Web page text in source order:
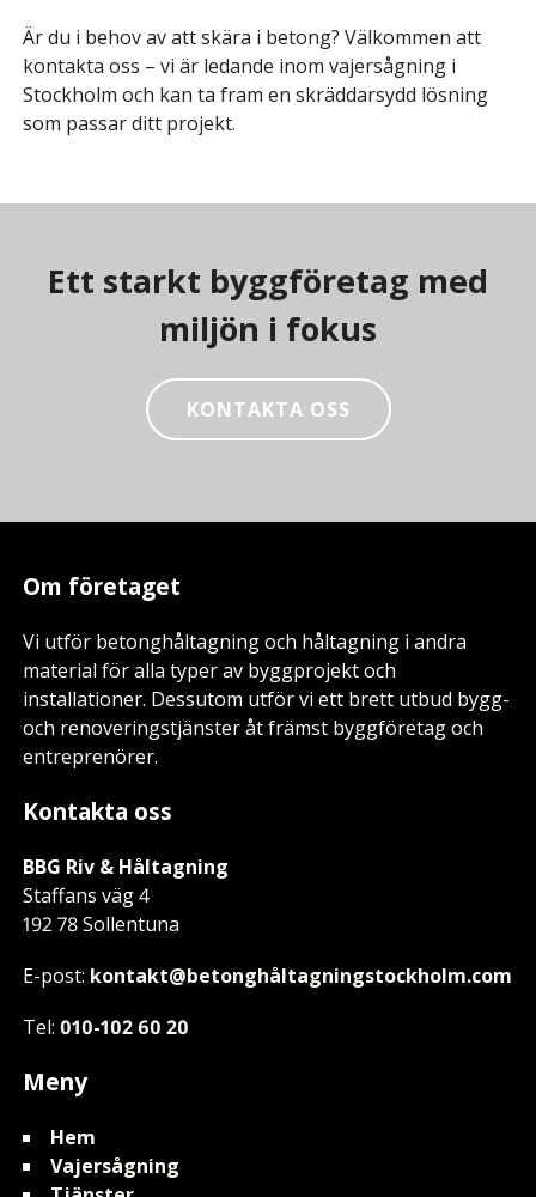
Är du i behov av att skära i betong? Välkommen att
kontakta oss – vi är ledande inom vajersågning i
Stockholm och kan ta fram en skräddarsydd lösning
som passar ditt projekt.
Ett starkt byggföretag med
miljön i fokus
KONTAKTA OSS
Om företaget
Vi utför betonghåltagning och håltagning i andra
material för alla typer av byggprojekt och
installationer. Dessutom utför vi ett brett utbud bygg-
och renoveringstjänster åt främst byggföretag och
entreprenörer.
Kontakta oss
BBG Riv & Håltagning
Staffans väg 4
192 78 Sollentuna
E-post: kontakt@betonghåltagningstockholm.com
Tel:010-102 60 20
Meny
Hem
Vajersågning